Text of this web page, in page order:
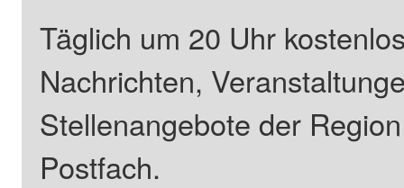
Täglich um 20 Uhr
Nachrichten,
Stellenangebote der
Postfach.